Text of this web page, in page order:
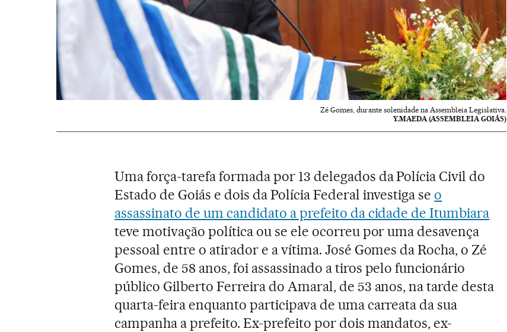
Zé Gomes, durante solenidade na Assembleia Legislativa.
Y.MAEDA (ASSEMBLEIA GOIÁS)
Uma força-tarefa formada por 13 delegados da Polícia Civil do
Estado de Goiás e dois da Polícia Federal investiga se o
assassinato de um candidato a prefeito da cidade de Itumbiara
teve motivação política ou se ele ocorreu por uma desavença
pessoal entre o atirador e a vítima. José Gomes da Rocha, o Zé
Gomes, de 58 anos, foi assassinado a tiros pelo funcionário
público Gilberto Ferreira do Amaral, de 53 anos, na tarde desta
quarta-feira enquanto participava de uma carreata da sua
campanha a prefeito. Ex-prefeito por dois mandatos, ex-